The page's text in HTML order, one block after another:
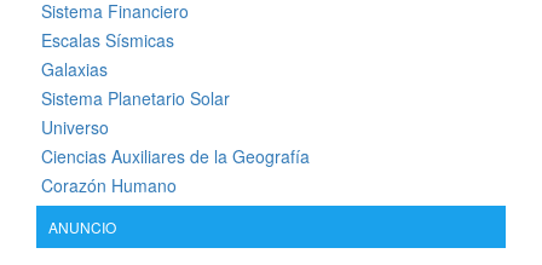
Sistema Financiero
Escalas Sísmicas
Galaxias
Sistema Planetario Solar
Universo
Ciencias Auxiliares de la Geografía
Corazón Humano
ANUNCIO